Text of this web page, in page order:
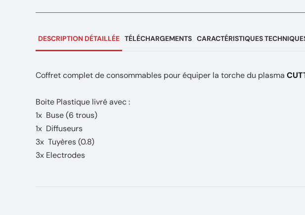
DESCRIPTION DÉTAILLÉE TÉLÉCHARGEMENTS CARACTÉRISTIQUES
Coffret complet de consommables pour équiper la torche du plasma
Boite Plastique livré avec :
1x Buse (6 trous)
1x Diffuseurs
3x Tuyères (0.8)
3x Electrodes